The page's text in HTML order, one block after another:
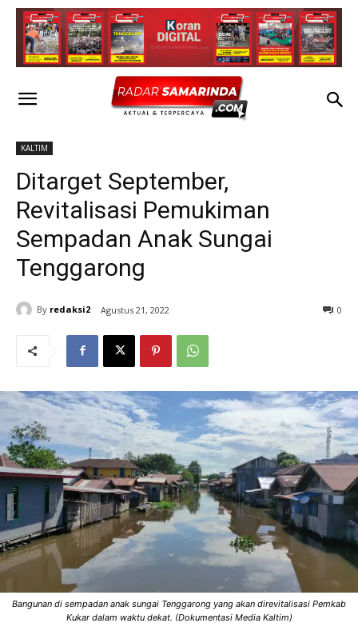
KALTIM
Ditarget September,
Revitalisasi Pemukiman
Sempadan Anak Sungai
Tenggarong
By redaksi2 Agustus 21, 2022 0
Bangunan di sempadan anak sungai Tenggarong yang akan direvitalisasi Pemkab
Kukar dalam waktu dekat. (Dokumentasi Media Kaltim)